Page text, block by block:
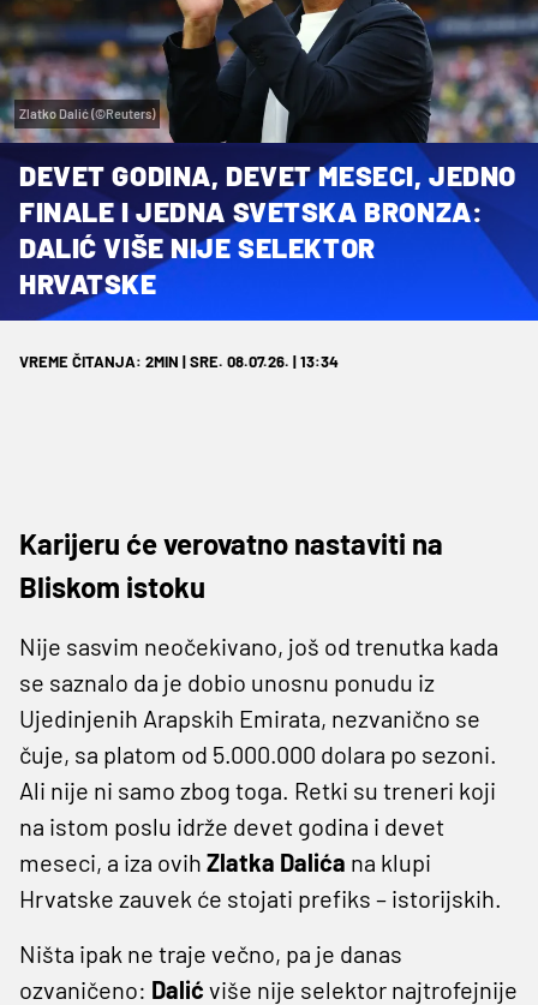
Zlatko Dalić (©Reuters)
DEVET GODINA, DEVET MESECI, JEDNO
FINALE I JEDNA SVETSKA BRONZA:
DALIĆ VIŠE NIJE SELEKTOR
HRVATSKE
VREME ČITANJA: 2MIN | SRE. 08.07.26. | 13:34
Karijeru će verovatno nastaviti na
Bliskom istoku
Nije sasvim neočekivano, još od trenutka kada
se saznalo da je dobio unosnu ponudu iz
Ujedinjenih Arapskih Emirata, nezvanično se
čuje, sa platom od 5.000.000 dolara po sezoni.
Ali nije ni samo zbog toga. Retki su treneri koji
na istom poslu idrže devet godina i devet
meseci, a iza ovih Zlatka Dalića na klupi
Hrvatske zauvek će stojati prefiks – istorijskih.
Ništa ipak ne traje večno, pa je danas
ozvaničeno: Dalić više nije selektor najtrofejnije